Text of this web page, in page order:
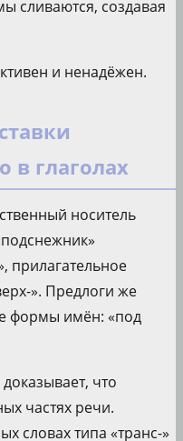
сливаются, создавая
и ненадёжен.
в глаголах
носитель
прилагательное
». Предлоги же
формы имён: «под
что
частях речи.
словах типа «транс-»